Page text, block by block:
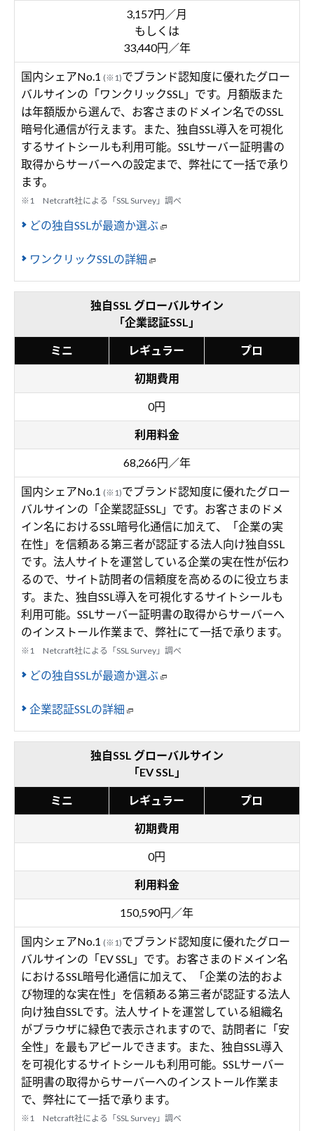
3,157円／月
もしくは
33,440円／年
国内シェアNo.1 (※1)でブランド認知度に優れたグロー
バルサインの「ワンクリックSSL」です。月額版また
は年額版から選んで、お客さまのドメイン名でのSSL
暗号化通信が行えます。また、独自SSL導入を可視化
するサイトシールも利用可能。SSLサーバー証明書の
取得からサーバーへの設定まで、弊社にて一括で承り
ます。
※1 Netcraft社による「SSL Survey」調べ
どの独自SSLが最適か選ぶ
ワンクリックSSLの詳細
独自SSL グローバルサイン
「企業認証SSL」
ミニ レギュラー プロ
初期費用
0円
利用料金
68,266円／年
国内シェアNo.1 (※1)でブランド認知度に優れたグロー
バルサインの「企業認証SSL」です。お客さまのドメ
イン名におけるSSL暗号化通信に加えて、「企業の実
在性」を信頼ある第三者が認証する法人向け独自SSL
です。法人サイトを運営している企業の実在性が伝わ
るので、サイト訪問者の信頼度を高めるのに役立ちま
す。また、独自SSL導入を可視化するサイトシールも
利用可能。SSLサーバー証明書の取得からサーバーへ
のインストール作業まで、弊社にて一括で承ります。
※1 Netcraft社による「SSL Survey」調べ
どの独自SSLが最適か選ぶ
企業認証SSLの詳細
独自SSL グローバルサイン
「EV SSL」
ミニ レギュラー プロ
初期費用
0円
利用料金
150,590円／年
国内シェアNo.1 (※1)でブランド認知度に優れたグロー
バルサインの「EV SSL」です。お客さまのドメイン名
におけるSSL暗号化通信に加えて、「企業の法的およ
び物理的な実在性」を信頼ある第三者が認証する法人
向け独自SSLです。法人サイトを運営している組織名
がブラウザに緑色で表示されますので、訪問者に「安
全性」を最もアピールできます。また、独自SSL導入
を可視化するサイトシールも利用可能。SSLサーバー
証明書の取得からサーバーへのインストール作業ま
で、弊社にて一括で承ります。
※1 Netcraft社による「SSL Survey」調べ